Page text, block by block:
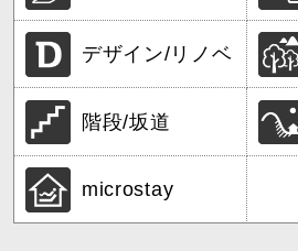
デザイン/リノベ
階段/坂道
microstay